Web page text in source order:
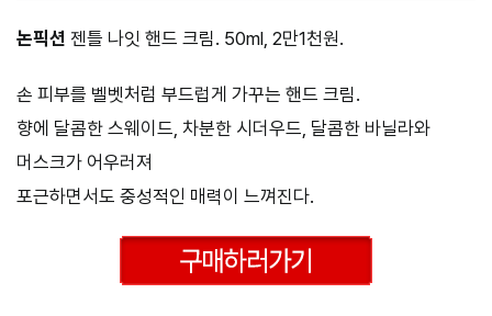
논픽션 젠틀 나잇 핸드 크림. 50ml, 2만1천원.
손 피부를 벨벳처럼 부드럽게 가꾸는 핸드 크림.
향에 달콤한 스웨이드, 차분한 시더우드, 달콤한 바닐라와
머스크가 어우러져
포근하면서도 중성적인 매력이 느껴진다.